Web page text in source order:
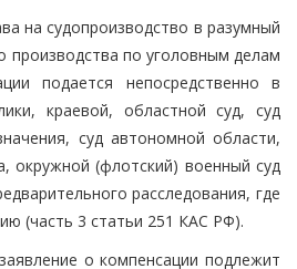
на судопроизводство в разумный
производства по уголовным делам
подается непосредственно в
краевой, областной суд, суд
суд автономной области,
окружной (флотский) военный суд
расследования, где
(часть 3 статьи 251 КАС РФ).
о компенсации подлежит